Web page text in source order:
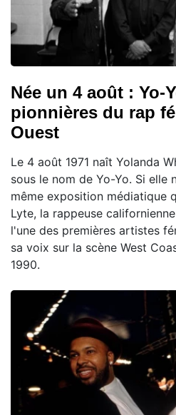
Née un 4 août : Yo-
pionnières du rap
Ouest
Le 4 août 1971 naît Yolanda
sous le nom de Yo-Yo. Si elle
même exposition médiatique
Lyte, la rappeuse
l'une des premières artistes
sa voix sur la scène West
1990.